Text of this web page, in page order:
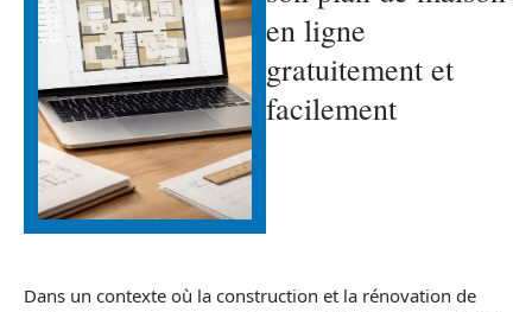
en ligne
gratuitement et
facilement
Dans un contexte où la construction et la rénovation de